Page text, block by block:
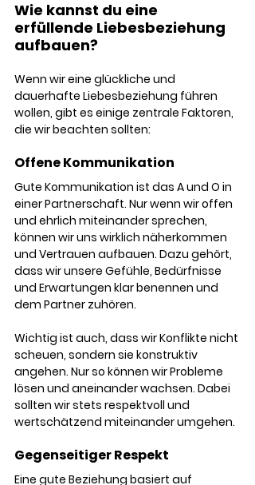
Wie kannst du eine
erfüllende Liebesbeziehung
aufbauen?
Wenn wir eine glückliche und
dauerhafte Liebesbeziehung führen
wollen, gibt es einige zentrale Faktoren,
die wir beachten sollten:
Offene Kommunikation
Gute Kommunikation ist das A und O in
einer Partnerschaft. Nur wenn wir offen
und ehrlich miteinander sprechen,
können wir uns wirklich näherkommen
und Vertrauen aufbauen. Dazu gehört,
dass wir unsere Gefühle, Bedürfnisse
und Erwartungen klar benennen und
dem Partner zuhören.
Wichtig ist auch, dass wir Konflikte nicht
scheuen, sondern sie konstruktiv
angehen. Nur so können wir Probleme
lösen und aneinander wachsen. Dabei
sollten wir stets respektvoll und
wertschätzend miteinander umgehen.
Gegenseitiger Respekt
Eine gute Beziehung basiert auf